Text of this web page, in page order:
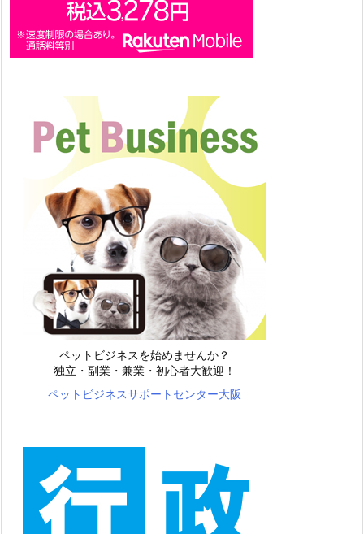
ペットビジネスを始めませんか？
独立・副業・兼業・初心者大歓迎！
ペットビジネスサポートセンター大阪